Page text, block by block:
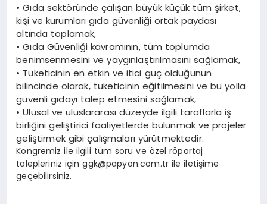
•Gıda sektöründe çalışan büyük küçük tüm şirket,
kişi ve kurumları gıda güvenliği ortak paydası
altında toplamak,
•Gıda Güvenliği kavramının, tüm toplumda
benimsenmesini ve yaygınlaştırılmasını sağlamak,
• Tüketicinin en etkin ve itici güç olduğunun
bilincinde olarak, tüketicinin eğitilmesini ve bu yolla
güvenli gıdayı talep etmesini sağlamak,
•Ulusal ve uluslararası düzeyde ilgili taraflarla iş
birliğini geliştirici faaliyetlerde bulunmak ve projeler
geliştirmek gibi çalışmaları yürütmektedir.
Kongremiz ile ilgili tüm soru ve özel röportaj
talepleriniz içinggk@papyon.com.trile iletişime
geçebilirsiniz.